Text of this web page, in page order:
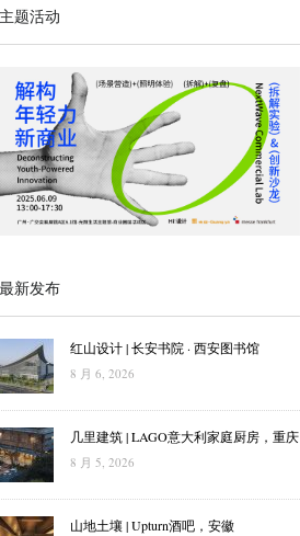
题活动
新发布
红山设计 | 长安书院 · 西安图书馆
8 月 6, 2026
几里建筑 | LAGO意大利家庭厨房，重庆
8 月 5, 2026
山地土壤 | Upturn酒吧，安徽